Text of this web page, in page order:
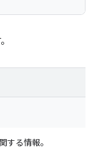
する情報。